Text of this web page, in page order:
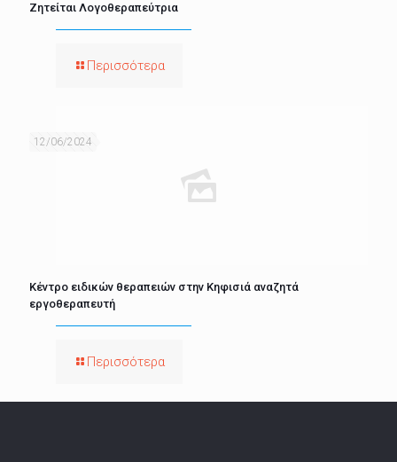
Ζητείται Λογοθεραπεύτρια
Περισσότερα
12/06/2024
Κέντρο ειδικών θεραπειών στην Κηφισιά αναζητά
εργοθεραπευτή
Περισσότερα